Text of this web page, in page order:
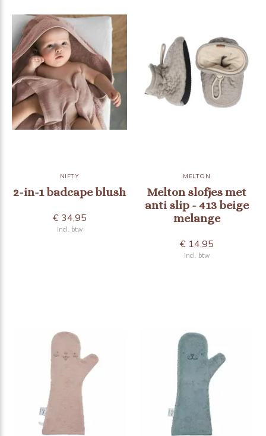
NIFTY
2-in-1 badcape blush
€ 34,95
Incl. btw
MELTON
Melton slofjes met
anti slip - 413 beige
melange
€ 14,95
Incl. btw